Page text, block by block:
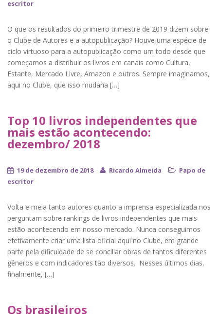
escritor
O que os resultados do primeiro trimestre de 2019 dizem sobre
o Clube de Autores e a autopublicação? Houve uma espécie de
ciclo virtuoso para a autopublicação como um todo desde que
começamos a distribuir os livros em canais como Cultura,
Estante, Mercado Livre, Amazon e outros. Sempre imaginamos,
aqui no Clube, que isso mudaria […]
Top 10 livros independentes que
mais estão acontecendo:
dezembro/ 2018
19 de dezembro de 2018 Ricardo Almeida
Papo de
escritor
Volta e meia tanto autores quanto a imprensa especializada nos
perguntam sobre rankings de livros independentes que mais
estão acontecendo em nosso mercado. Nunca conseguimos
efetivamente criar uma lista oficial aqui no Clube, em grande
parte pela dificuldade de se conciliar obras de tantos diferentes
gêneros e com indicadores tão diversos. Nesses últimos dias,
finalmente, […]
Os brasileiros